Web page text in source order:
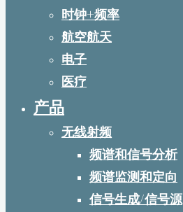
时钟+频率
航空航天
电子
医疗
产品
无线射频
频谱和信号分析
频谱监测和定向
信号生成/信号源